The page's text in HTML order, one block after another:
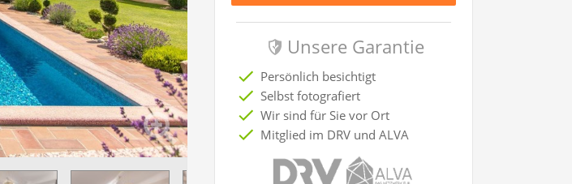
Unsere Garantie
Persönlich besichtigt
Selbst fotografiert
Wir sind für Sie vor Ort
Mitglied im DRV und ALVA